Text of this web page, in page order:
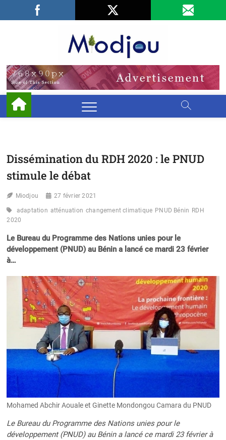
Facebook
LinkedIn
Dissémination du RDH 2020 : le PNUD
stimule le débat
Miodjou 27 février 2021
adaptation atténuation changement climatique PNUD Bénin RDH
2020
Le Bureau du Programme des Nations unies pour le
développement (PNUD) au Bénin a lancé ce mardi 23 février
à…
Mohamed Abchir Aouale et Ginette Mondongou Camara du PNUD
Le Bureau du Programme des Nations unies pour le
développement (PNUD) au Bénin a lancé ce mardi 23 février à